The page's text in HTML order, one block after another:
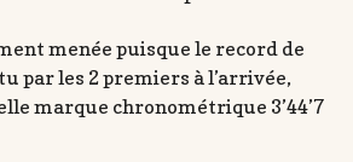
menée puisque le record de
par les 2 premiers à l’arrivée,
marque chronométrique 3’44’7